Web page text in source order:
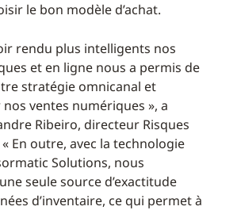
le bon modèle d’achat.
rendu plus intelligents nos
et en ligne nous a permis de
stratégie omnicanal et
nos ventes numériques », a
Ribeiro, directeur Risques
« En outre, avec la technologie
Solutions, nous
seule source d’exactitude
d’inventaire, ce qui permet à